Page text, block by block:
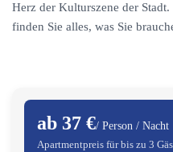
Herz der Kulturszene der
finden Sie alles, was Sie
ab 37 €/ Person / Nacht
Apartmentpreis für bis zu 3